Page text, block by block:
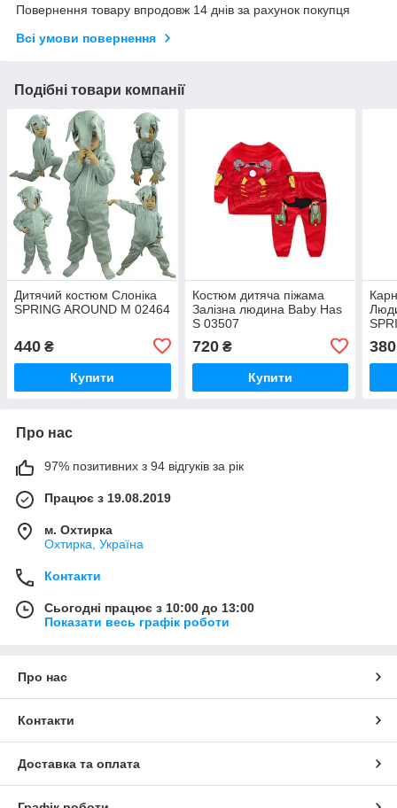
Повернення товару впродовж 14 днів за рахунок покупця
Всі умови повернення
Подібні товари компанії
Дитячий костюм Слоніка
SPRING AROUND М 02464
440 ₴
Купити
Костюм дитяча піжама
Залізна людина Baby Has
S 03507
720₴
Купити
380
Про нас
97% позитивних з 94 відгуків за рік
Працює з 19.08.2019
м. Охтирка
Охтирка, Україна
Контакти
Сьогодні працює з 10:00 до 13:00
Показати весь графік роботи
Про нас
Контакти
Доставка та оплата